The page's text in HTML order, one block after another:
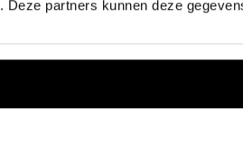
Deze partners kunnen deze